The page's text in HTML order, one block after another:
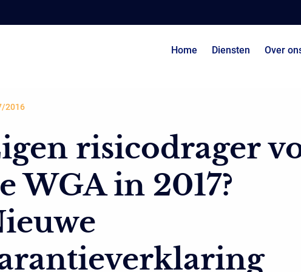
Home Diensten Over
2016
risicodrager
WGA in 2017?